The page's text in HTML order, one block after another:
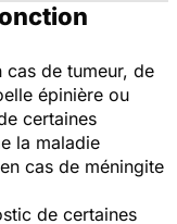
de tumeur, de
épinière ou
certaines
la maladie
cas de méningite
de certaines